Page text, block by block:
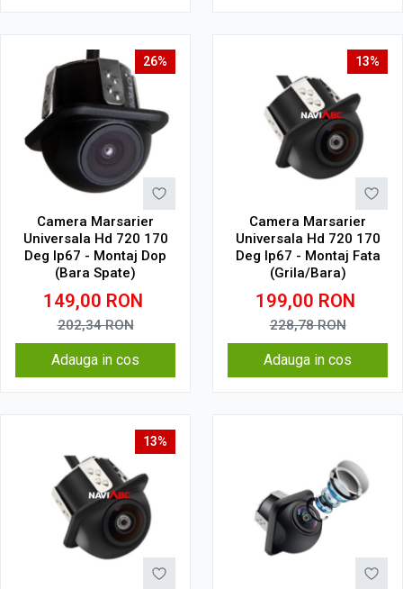
26%
Camera Marsarier
Universala Hd 720 170
Deg Ip67 - Montaj Dop
(Bara Spate)
149,00 RON
202,34RON
Adauga in cos
13%
Camera Marsarier
Universala Hd 720 170
Deg Ip67 - Montaj Fata
(Grila/Bara)
199,00 RON
228,78RON
Adauga in cos
13%